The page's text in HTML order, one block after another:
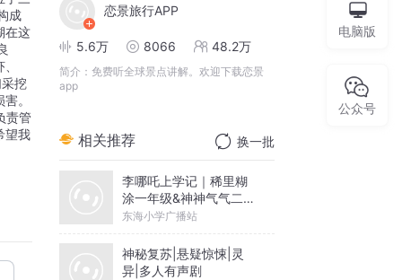
成
在这
挖
。
责管
望我
恋景旅行APP
5.6万 8066 48.2万
简介： 免费听全球景点讲解。欢迎下载恋景
app
相关推荐 换一批
李哪吒上学记｜稀里糊
涂一年级&神神气气二年
级
东海小学广播站
神秘复苏|悬疑惊悚|灵
异|多人有声剧
电脑版
公众号